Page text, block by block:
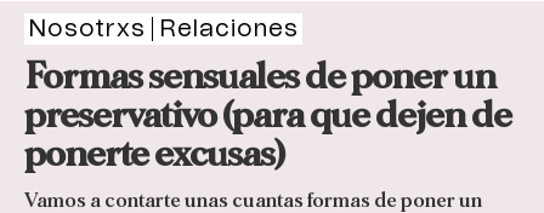
Nosotrxs Relaciones
Formas sensuales de poner un
preservativo (para que dejen de
ponerte excusas)
Vamos a contarte unas cuantas formas de poner un